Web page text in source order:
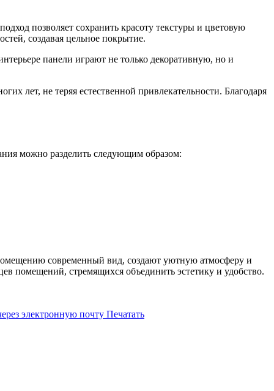
позволяет сохранить красоту текстуры и цветовую
создавая цельное покрытие.
панели играют не только декоративную, но и
лет, не теряя естественной привлекательности. Благодаря
можно разделить следующим образом:
современный вид, создают уютную атмосферу и
помещений, стремящихся объединить эстетику и удобство.
электронную почту Печатать